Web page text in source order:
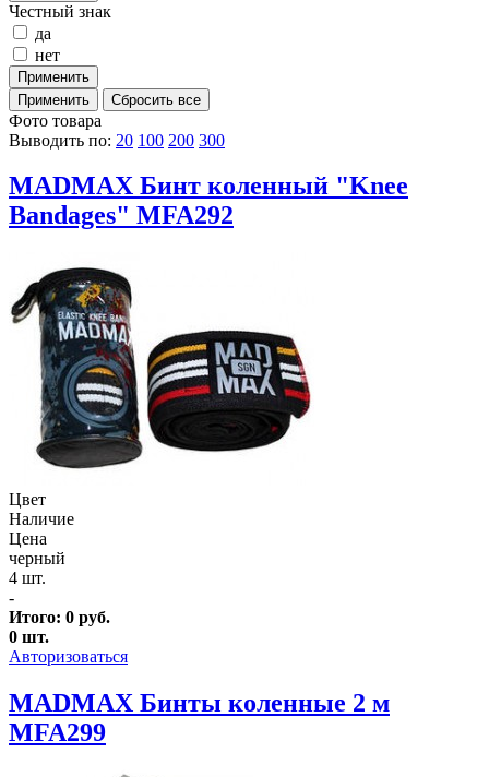
Честный знак
да
нет
Фото товара
Выводить по: 20 100 200 300
MADMAX Бинт коленный "Knee
Bandages" MFA292
Цвет
Наличие
Цена
черный
4 шт.
-
Итого: 0 руб.
0 шт.
Авторизоваться
MADMAX Бинты коленные 2 м
MFA299